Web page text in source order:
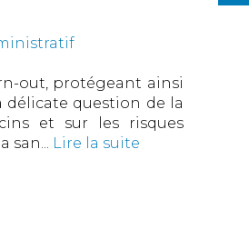
out, protégeant ainsi
délicate question de la
et sur les risques
san... Lire la suite